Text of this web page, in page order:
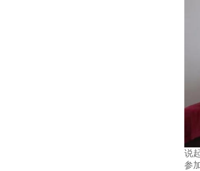
说
参